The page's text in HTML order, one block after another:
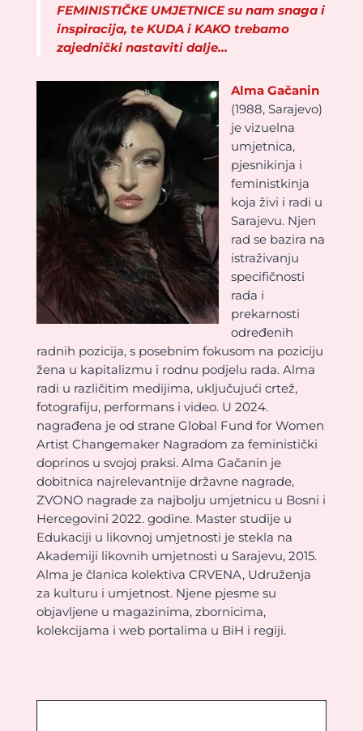
FEMINISTIČKE UMJETNICE su nam snaga i
inspiracija, te KUDA i KAKO trebamo
zajednički nastaviti dalje…
Alma Gačanin
(1988, Sarajevo)
je vizuelna
umjetnica,
pjesnikinja i
feministkinja
koja živi i radi u
Sarajevu. Njen
rad se bazira na
istraživanju
specifičnosti
rada i
prekarnosti
određenih
radnih pozicija, s posebnim fokusom na poziciju
žena u kapitalizmu i rodnu podjelu rada. Alma
radi u različitim medijima, uključujući crtež,
fotografiju, performans i video. U 2024.
nagrađena je od strane Global Fund for Women
Artist Changemaker Nagradom za feministički
doprinos u svojoj praksi. Alma Gačanin je
dobitnica najrelevantnije državne nagrade,
ZVONO nagrade za najbolju umjetnicu u Bosni i
Hercegovini 2022. godine. Master studije u
Edukaciji u likovnoj umjetnosti je stekla na
Akademiji likovnih umjetnosti u Sarajevu, 2015.
Alma je članica kolektiva CRVENA, Udruženja
za kulturu i umjetnost. Njene pjesme su
objavljene u magazinima, zbornicima,
kolekcijama i web portalima u BiH i regiji.